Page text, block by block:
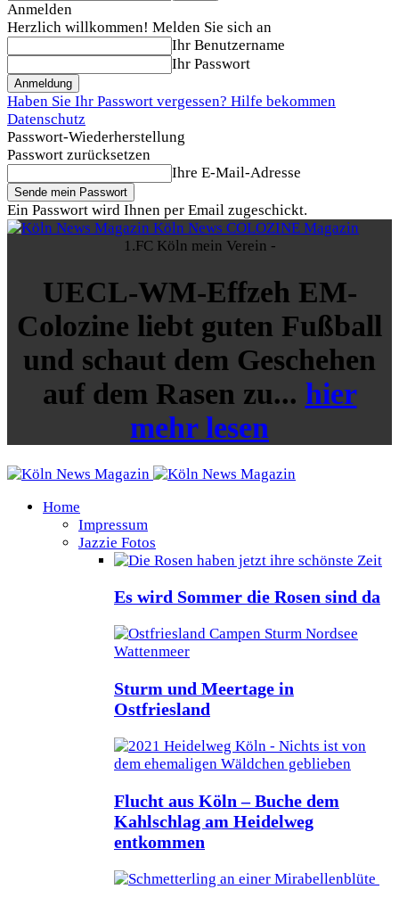
Anmelden
Herzlich willkommen! Melden Sie sich an
Ihr Benutzername
Ihr Passwort
Haben Sie Ihr Passwort vergessen? Hilfe bekommen
Datenschutz
Passwort-Wiederherstellung
Passwort zurücksetzen
Ihre E-Mail-Adresse
Ein Passwort wird Ihnen per Email zugeschickt.
Köln News COLOZINE Magazin
1.FC Köln mein Verein -
UECL-WM-Effzeh EM-
Colozine liebt guten Fußball
und schaut dem Geschehen
auf dem Rasen zu... hier
mehr lesen
Home
Impressum
Jazzie Fotos
Es wird Sommer die Rosen sind da
Sturm und Meertage in
Ostfriesland
Flucht aus Köln – Buche dem
Kahlschlag am Heidelweg
entkommen